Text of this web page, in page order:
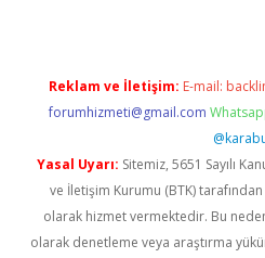
Reklam ve İletişim: E-mail:
forumhizmeti@gmail.com
Yasal Uyarı: Sitemiz, 5651 Sayılı
ve İletişim Kurumu (BTK) tarafından
olarak hizmet vermektedir. Bu
olarak denetleme veya araştırma